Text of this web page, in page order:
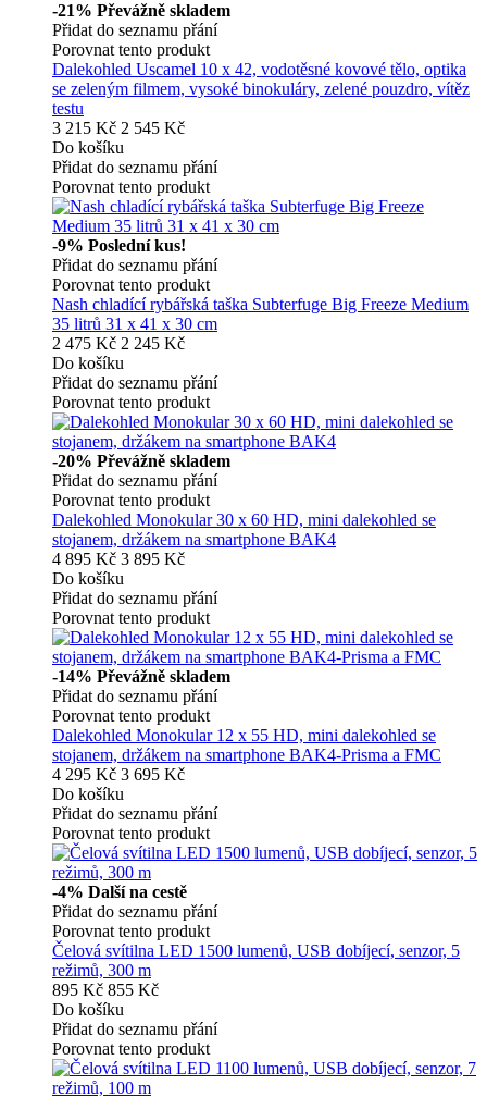
-21% Převážně skladem
Přidat do seznamu přání
Porovnat tento produkt
Dalekohled Uscamel 10 x 42, vodotěsné kovové tělo, optika
se zeleným filmem, vysoké binokuláry, zelené pouzdro, vítěz
testu
3 215 Kč 2 545 Kč
Do košíku
Přidat do seznamu přání
Porovnat tento produkt
-9% Poslední kus!
Přidat do seznamu přání
Porovnat tento produkt
Nash chladící rybářská taška Subterfuge Big Freeze Medium
35 litrů 31 x 41 x 30 cm
2 475 Kč 2 245 Kč
Do košíku
Přidat do seznamu přání
Porovnat tento produkt
-20% Převážně skladem
Přidat do seznamu přání
Porovnat tento produkt
Dalekohled Monokular 30 x 60 HD, mini dalekohled se
stojanem, držákem na smartphone BAK4
4 895 Kč 3 895 Kč
Do košíku
Přidat do seznamu přání
Porovnat tento produkt
-14% Převážně skladem
Přidat do seznamu přání
Porovnat tento produkt
Dalekohled Monokular 12 x 55 HD, mini dalekohled se
stojanem, držákem na smartphone BAK4-Prisma a FMC
4 295 Kč 3 695 Kč
Do košíku
Přidat do seznamu přání
Porovnat tento produkt
-4% Další na cestě
Přidat do seznamu přání
Porovnat tento produkt
Čelová svítilna LED 1500 lumenů, USB dobíjecí, senzor, 5
režimů, 300 m
895 Kč 855 Kč
Do košíku
Přidat do seznamu přání
Porovnat tento produkt